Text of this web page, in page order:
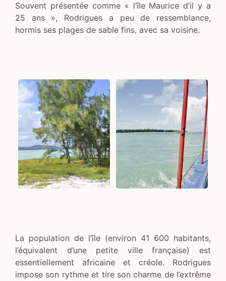
Souvent présentée comme « l’île Maurice d’il y a
25 ans », Rodrigues a peu de ressemblance,
hormis ses plages de sable fins, avec sa voisine.
Un paysage sauvage et
Un cadre propice à la
La population de l’île (environ 41 600 habitants,
l’équivalent d’une petite ville française) est
essentiellement africaine et créole. Rodrigues
impose son rythme et tire son charme de l’extrême